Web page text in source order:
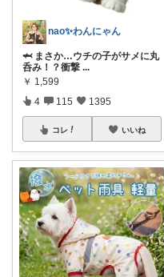
nao︎✨わんにゃん
🦈 まさか…ウチの子がサメに丸
呑み！？衝撃 ...
￥ 1,599
4 115 1395
コレ いいね